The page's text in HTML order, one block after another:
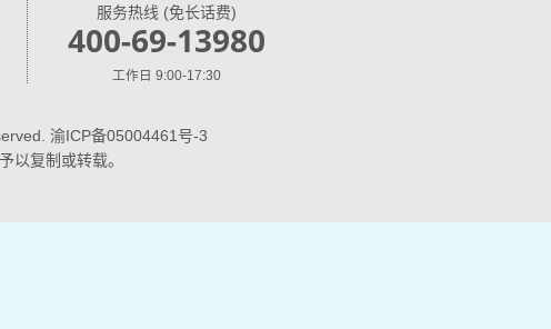
服务热线 (免长话费)
400-69-13980
工作日 9:00-17:30
渝ICP备05004461号-3
以复制或转载。